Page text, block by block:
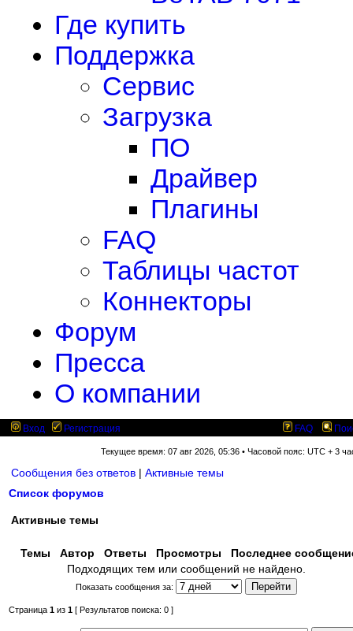
Где купить
Поддержка
Сервис
Загрузка
ПО
Драйвер
Плагины
FAQ
Таблицы частот
Коннекторы
Форум
Пресса
О компании
Вход Регистрация FAQ
Текущее время: 07 авг 2026, 05:36 • Часовой пояс: UTC + 3
Сообщения без ответов | Активные темы
Список форумов
Активные темы
Темы Автор Ответы Просмотры
Последнее
Подходящих тем или сообщений не найдено.
Показать сообщения за:
Страница 1 из 1 [ Результатов поиска: 0 ]